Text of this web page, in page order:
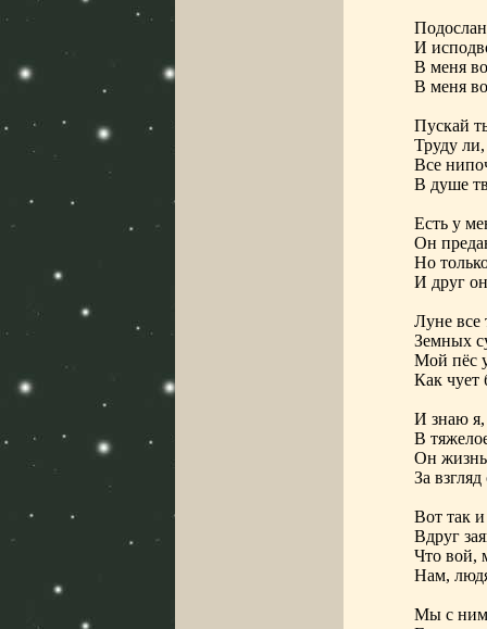
И
В меня
В меня
Пускай
Труду
Все
В душе
Есть у
Он
Но
И друг
Луне все
Земных
Мой пёс
Как чует
И знаю я,
В
Он жизнь
За
Вот так и
Вдруг
Что вой,
Нам,
Мы с ним